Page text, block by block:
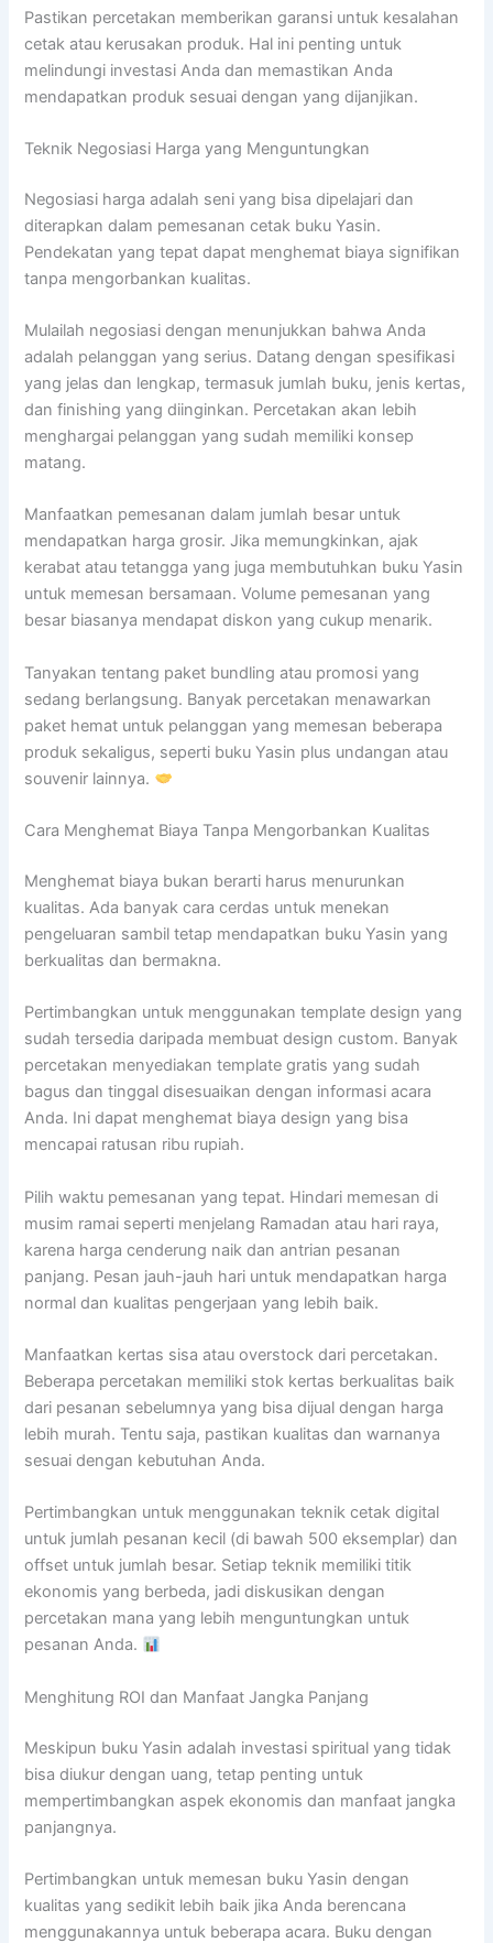
Pastikan percetakan memberikan garansi untuk kesalahan
cetak atau kerusakan produk. Hal ini penting untuk
melindungi investasi Anda dan memastikan Anda
mendapatkan produk sesuai dengan yang dijanjikan.
Teknik Negosiasi Harga yang Menguntungkan
Negosiasi harga adalah seni yang bisa dipelajari dan
diterapkan dalam pemesanan cetak buku Yasin.
Pendekatan yang tepat dapat menghemat biaya signifikan
tanpa mengorbankan kualitas.
Mulailah negosiasi dengan menunjukkan bahwa Anda
adalah pelanggan yang serius. Datang dengan spesifikasi
yang jelas dan lengkap, termasuk jumlah buku, jenis kertas,
dan finishing yang diinginkan. Percetakan akan lebih
menghargai pelanggan yang sudah memiliki konsep
matang.
Manfaatkan pemesanan dalam jumlah besar untuk
mendapatkan harga grosir. Jika memungkinkan, ajak
kerabat atau tetangga yang juga membutuhkan buku Yasin
untuk memesan bersamaan. Volume pemesanan yang
besar biasanya mendapat diskon yang cukup menarik.
Tanyakan tentang paket bundling atau promosi yang
sedang berlangsung. Banyak percetakan menawarkan
paket hemat untuk pelanggan yang memesan beberapa
produk sekaligus, seperti buku Yasin plus undangan atau
souvenir lainnya.
Cara Menghemat Biaya Tanpa Mengorbankan Kualitas
Menghemat biaya bukan berarti harus menurunkan
kualitas. Ada banyak cara cerdas untuk menekan
pengeluaran sambil tetap mendapatkan buku Yasin yang
berkualitas dan bermakna.
Pertimbangkan untuk menggunakan template design yang
sudah tersedia daripada membuat design custom. Banyak
percetakan menyediakan template gratis yang sudah
bagus dan tinggal disesuaikan dengan informasi acara
Anda. Ini dapat menghemat biaya design yang bisa
mencapai ratusan ribu rupiah.
Pilih waktu pemesanan yang tepat. Hindari memesan di
musim ramai seperti menjelang Ramadan atau hari raya,
karena harga cenderung naik dan antrian pesanan
panjang. Pesan jauh-jauh hari untuk mendapatkan harga
normal dan kualitas pengerjaan yang lebih baik.
Manfaatkan kertas sisa atau overstock dari percetakan.
Beberapa percetakan memiliki stok kertas berkualitas baik
dari pesanan sebelumnya yang bisa dijual dengan harga
lebih murah. Tentu saja, pastikan kualitas dan warnanya
sesuai dengan kebutuhan Anda.
Pertimbangkan untuk menggunakan teknik cetak digital
untuk jumlah pesanan kecil (di bawah 500 eksemplar) dan
offset untuk jumlah besar. Setiap teknik memiliki titik
ekonomis yang berbeda, jadi diskusikan dengan
percetakan mana yang lebih menguntungkan untuk
pesanan Anda.
Menghitung ROI dan Manfaat Jangka Panjang
Meskipun buku Yasin adalah investasi spiritual yang tidak
bisa diukur dengan uang, tetap penting untuk
mempertimbangkan aspek ekonomis dan manfaat jangka
panjangnya.
Pertimbangkan untuk memesan buku Yasin dengan
kualitas yang sedikit lebih baik jika Anda berencana
menggunakannya untuk beberapa acara. Buku dengan